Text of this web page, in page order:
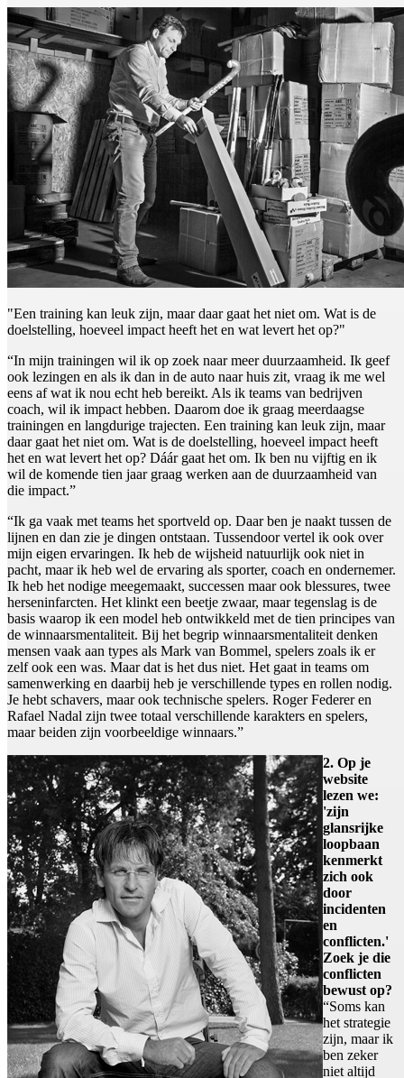
"Een training kan leuk zijn, maar daar gaat het niet om. Wat is de
doelstelling, hoeveel impact heeft het en wat levert het op?"
“In mijn trainingen wil ik op zoek naar meer duurzaamheid. Ik geef
ook lezingen en als ik dan in de auto naar huis zit, vraag ik me wel
eens af wat ik nou echt heb bereikt. Als ik teams van bedrijven
coach, wil ik impact hebben. Daarom doe ik graag meerdaagse
trainingen en langdurige trajecten. Een training kan leuk zijn, maar
daar gaat het niet om. Wat is de doelstelling, hoeveel impact heeft
het en wat levert het op? Dáár gaat het om. Ik ben nu vijftig en ik
wil de komende tien jaar graag werken aan de duurzaamheid van
die impact.”
“Ik ga vaak met teams het sportveld op. Daar ben je naakt tussen de
lijnen en dan zie je dingen ontstaan. Tussendoor vertel ik ook over
mijn eigen ervaringen. Ik heb de wijsheid natuurlijk ook niet in
pacht, maar ik heb wel de ervaring als sporter, coach en ondernemer.
Ik heb het nodige meegemaakt, successen maar ook blessures, twee
herseninfarcten. Het klinkt een beetje zwaar, maar tegenslag is de
basis waarop ik een model heb ontwikkeld met de tien principes van
de winnaarsmentaliteit. Bij het begrip winnaarsmentaliteit denken
mensen vaak aan types als Mark van Bommel, spelers zoals ik er
zelf ook een was. Maar dat is het dus niet. Het gaat in teams om
samenwerking en daarbij heb je verschillende types en rollen nodig.
Je hebt schavers, maar ook technische spelers. Roger Federer en
Rafael Nadal zijn twee totaal verschillende karakters en spelers,
maar beiden zijn voorbeeldige winnaars.”
2. Op je
website
lezen we:
'zijn
glansrijke
loopbaan
kenmerkt
zich ook
door
incidenten
en
conflicten.'
Zoek je die
conflicten
bewust op?
“Soms kan
het strategie
zijn, maar ik
ben zeker
niet altijd